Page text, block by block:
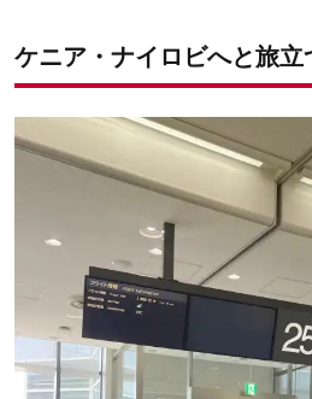
ケニア・ナイロビへと旅立